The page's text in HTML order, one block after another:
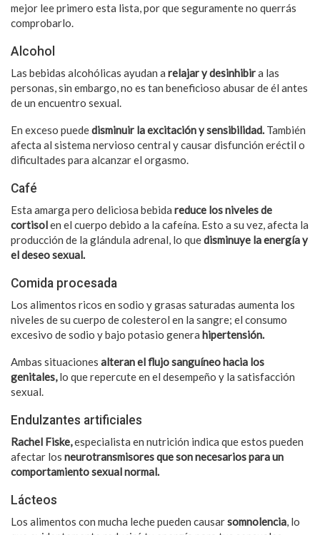
mejor lee primero esta lista, por que seguramente no querrás
comprobarlo.
Alcohol
Las bebidas alcohólicas ayudan a relajar y desinhibira las
personas, sin embargo, no es tan beneficioso abusar de él antes
de un encuentro sexual.
En exceso puededisminuir la excitación y sensibilidad. También
afecta al sistema nervioso central y causar disfunción eréctil o
dificultades para alcanzar el orgasmo.
Café
Esta amarga pero deliciosa bebida reduce los niveles de
cortisolen el cuerpo debido a la cafeína. Esto a su vez, afecta la
producción de la glándula adrenal, lo quedisminuye la energía y
el deseo sexual.
Comida procesada
Los alimentos ricos en sodio y grasas saturadas aumenta los
niveles de su cuerpo de colesterol en la sangre; el consumo
excesivo de sodio y bajo potasio genera hipertensión.
Ambas situaciones alteran el flujo sanguíneo hacia los
genitales,lo que repercute en el desempeño y la satisfacción
sexual.
Endulzantes artificiales
Rachel Fiske,especialista en nutrición indica que estos pueden
afectar los neurotransmisores que son necesarios para un
comportamiento sexual normal.
Lácteos
Los alimentos con mucha leche pueden causarsomnolencia, lo